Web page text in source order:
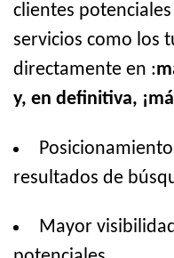
clientes
servicios como los
directamente en :
y, en definitiva,
resultados de
Mayor